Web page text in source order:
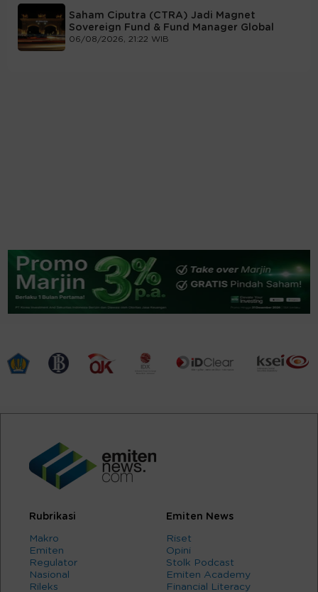
Saham Ciputra (CTRA) Jadi Magnet
Sovereign Fund & Fund Manager Global
06/08/2026, 21:22 WIB
Rubrikasi
Makro
Emiten
Regulator
Nasional
Rileks
Emiten News
Riset
Opini
Stolk Podcast
Emiten Academy
Financial Literacy